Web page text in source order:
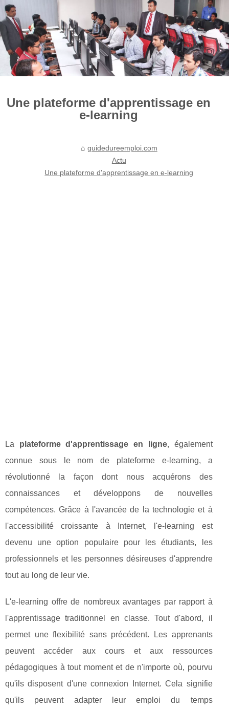
Une plateforme d'apprentissage en
e-learning
guidedureemploi.com
Actu
Une plateforme d'apprentissage en e-learning
La plateforme d'apprentissage en ligne, également
connue sous le nom de plateforme e-learning, a
révolutionné la façon dont nous acquérons des
connaissances et développons de nouvelles
compétences. Grâce à l'avancée de la technologie et à
l'accessibilité croissante à Internet, l'e-learning est
devenu une option populaire pour les étudiants, les
professionnels et les personnes désireuses d'apprendre
tout au long de leur vie.
L'e-learning offre de nombreux avantages par rapport à
l'apprentissage traditionnel en classe. Tout d'abord, il
permet une flexibilité sans précédent. Les apprenants
peuvent accéder aux cours et aux ressources
pédagogiques à tout moment et de n'importe où, pourvu
qu'ils disposent d'une connexion Internet. Cela signifie
qu'ils peuvent adapter leur emploi du temps